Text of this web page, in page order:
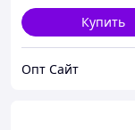
Купить
Опт Сайт